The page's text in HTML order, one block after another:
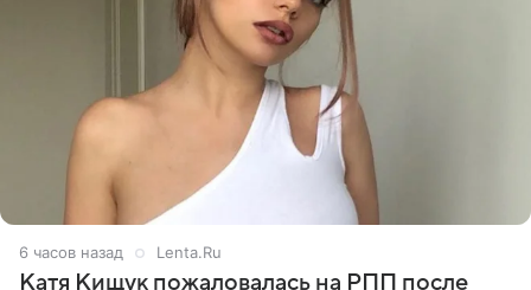
6 часов назад Lenta.Ru
Катя Кищук пожаловалась на РПП после